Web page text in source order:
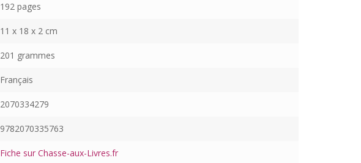
192 pages
11 x 18 x 2 cm
201 grammes
Français
2070334279
9782070335763
Fiche sur Chasse-aux-Livres.fr